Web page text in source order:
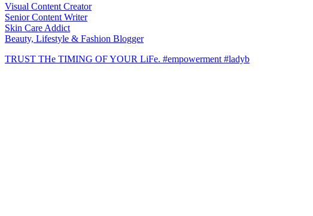
Visual Content Creator
Senior Content Writer
Skin Care Addict
Beauty, Lifestyle & Fashion Blogger
TRUST THe TIMING OF YOUR LiFe. #empowerment #ladyb